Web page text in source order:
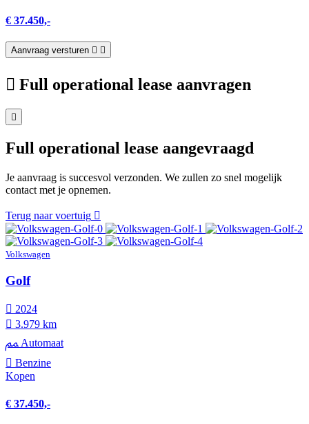
€ 37.450,-
Aanvraag versturen
Full operational lease aanvragen
Full operational lease aangevraagd
Je aanvraag is succesvol verzonden. We zullen zo snel mogelijk
contact met je opnemen.
Terug naar voertuig
Volkswagen
Golf
2024
3.979 km
Automaat
Benzine
Kopen
€ 37.450,-